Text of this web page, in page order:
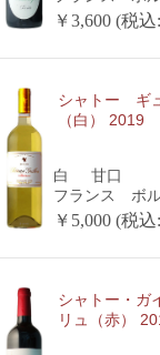
￥3,600 (税
シャトー ギ
（白） 2019
白
甘口
フランス ボ
￥5,000 (税
シャトー・ガ
リュ（赤）